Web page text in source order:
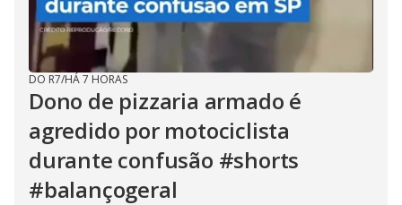
DO R7/HÁ 7 HORAS
Dono de pizzaria armado é
agredido por motociclista
durante confusão #shorts
#balançogeral